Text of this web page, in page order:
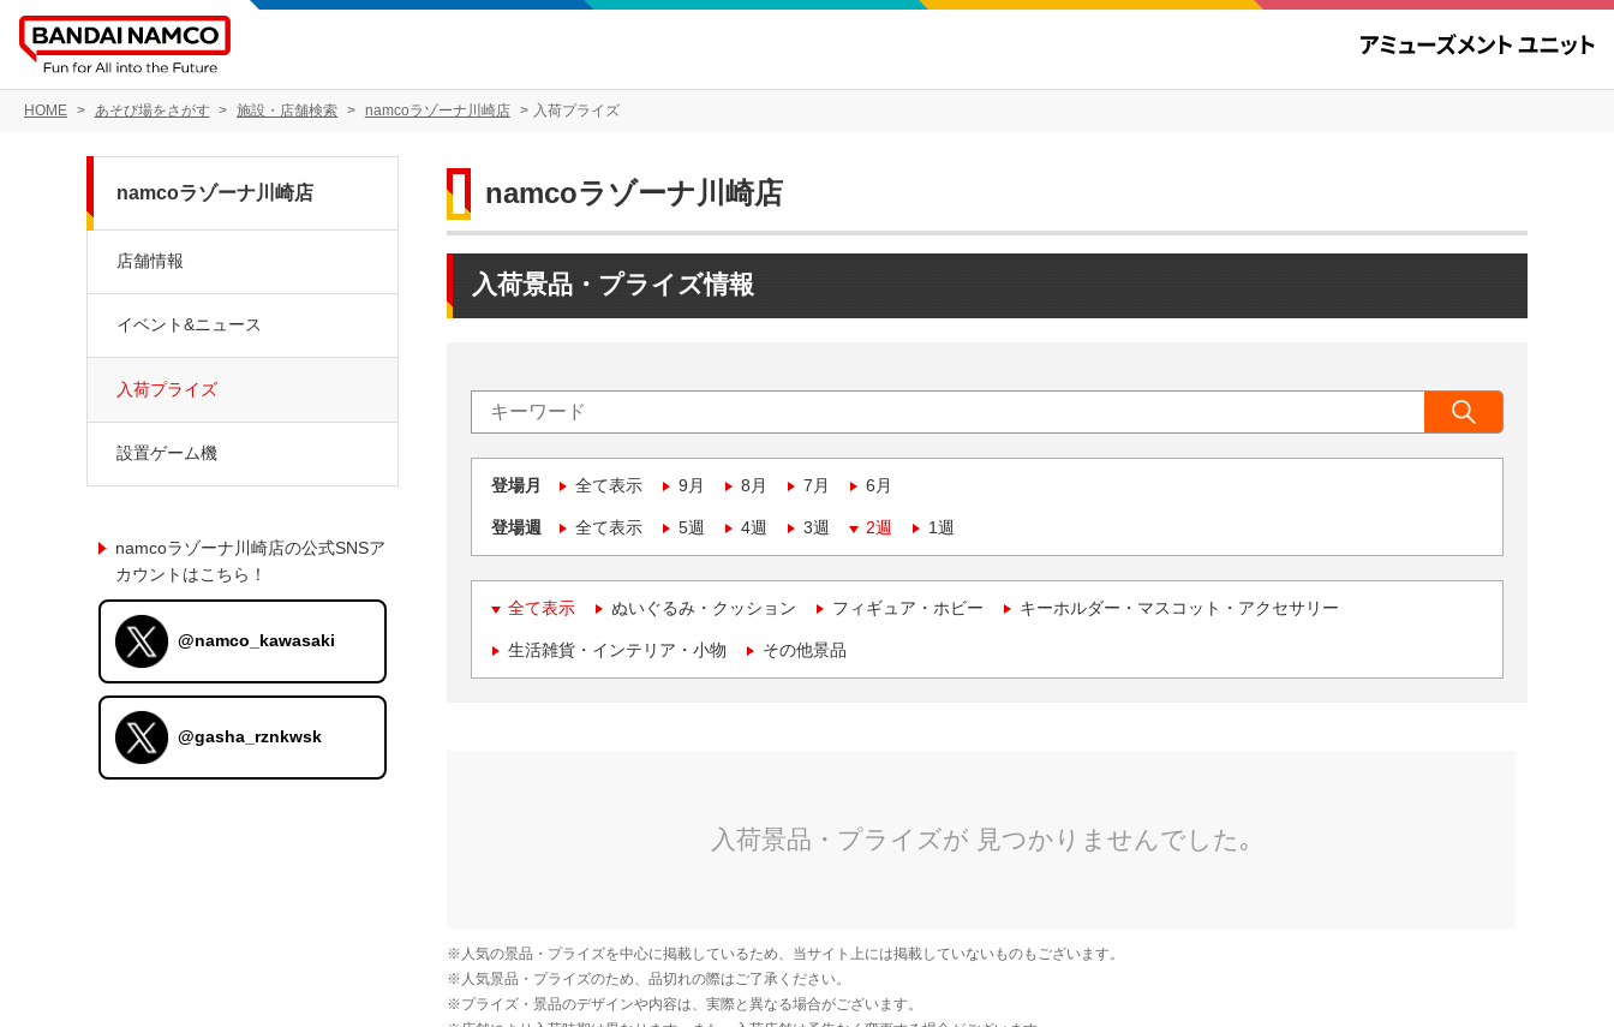
HOME あそび場をさがす 施設・店舗検索 namcoラゾーナ川崎店 入荷プライズ
namcoラゾーナ川崎店
入荷景品・プライズ情報
登場月 全て表示 9月 8月 7月 6月
登場週 全て表示 5週 4週 3週 2週 1週
全て表示 ぬいぐるみ・クッション フィギュア・ホビー キーホルダー・マスコット・アクセサリー
生活雑貨・インテリア・小物 その他景品
namcoラゾーナ川崎店
店舗情報
イベント&ニュース
入荷プライズ
設置ゲーム機
namcoラゾーナ川崎店の公式SNSア
カウントはこちら！
@namco_kawasaki
@gasha_rznkwsk